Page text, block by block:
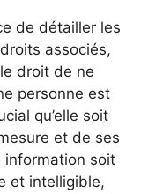
de détailler les
associés,
droit de ne
personne est
qu’elle soit
et de ses
information soit
et intelligible,